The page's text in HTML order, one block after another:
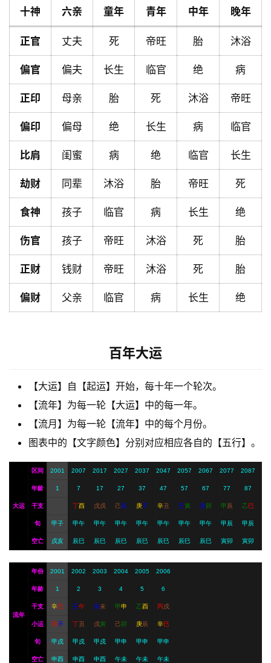
首
页
黄
卜
命
理
梦
会
登录 注册
十神 六亲 童年 青年 中年 晚年
正官 丈夫 死 帝旺 胎 沐浴
偏官 偏夫 长生 临官 绝 病
正印 母亲 胎 死 沐浴 帝旺
偏印 偏母 绝 长生 病 临官
比肩 闺蜜 病 绝 临官 长生
劫财 同辈 沐浴 胎 帝旺 死
食神 孩子 临官 病 长生 绝
伤官 孩子 帝旺 沐浴 死 胎
正财 钱财 帝旺 沐浴 死 胎
偏财 父亲 临官 病 长生 绝
百年大运
【大运】自【起运】开始，每十年一个轮次。
【流年】为每一轮【大运】中的每一年。
【流月】为每一轮【流年】中的每个月份。
图表中的【文字颜色】分别对应相应各自的【五行】。
大运
区间 2001 2007 2017 2027 2037 2047 2057 2067 2077 2087
年龄 1 7 17 27 37 47 57 67 77 87
干支 丁酉 戊戌 己亥 庚子 辛丑 壬寅 癸卯 甲 辰 乙巳
旬 甲子 甲午 甲午 甲午 甲午 甲午 甲午 甲午 甲辰 甲辰
空亡 戌亥 辰巳 辰巳 辰巳 辰巳 辰巳 辰巳 辰巳 寅卯 寅卯
流年
年份 2001 2002 2003 2004 2005 2006
年龄 1 2 3 4 5 6
干支 辛巳 壬午 癸未 甲申 乙酉 丙戌
小运 丙子 丁丑 戊寅 己卯 庚辰 辛巳
旬 甲戌 甲戌 甲戌 甲申 甲申 甲申
空亡 申酉 申酉 申酉 午未 午未 午未